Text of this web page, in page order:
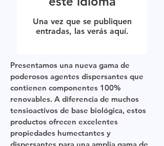
Una vez que se publiquen
entradas, las verás aquí.
Presentamos una nueva gama de
poderosos agentes dispersantes que
contienen componentes 100%
renovables. A diferencia de muchos
tensioactivos de base biológica, estos
productos ofrecen excelentes
propiedades humectantes y